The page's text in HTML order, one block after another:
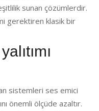
sunan çözümlerdir.
gerektiren klasik bir
sistemleri ses emici
önemli ölçüde azaltır.